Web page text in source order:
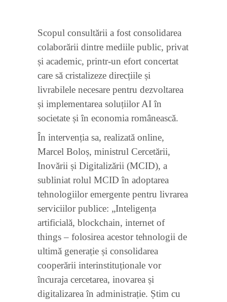
Scopul consultării a fost consolidarea
colaborării dintre mediile public, privat
și academic, printr-un efort concertat
care să cristalizeze direcțiile și
livrabilele necesare pentru dezvoltarea
și implementarea soluțiilor AI în
societate și în economia românească.
În intervenția sa, realizată online,
Marcel Boloș, ministrul Cercetării,
Inovării și Digitalizării (MCID), a
subliniat rolul MCID în adoptarea
tehnologiilor emergente pentru livrarea
serviciilor publice: „Inteligența
artificială, blockchain, internet of
things – folosirea acestor tehnologii de
ultimă generație și consolidarea
cooperării interinstituționale vor
încuraja cercetarea, inovarea și
digitalizarea în administrație. Știm cu